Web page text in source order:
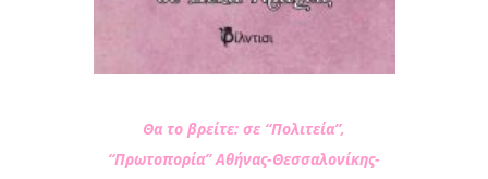
Θα το βρείτε: σε “Πολιτεία”,
“Πρωτοπορία” Αθήνας-Θεσσαλονίκης-